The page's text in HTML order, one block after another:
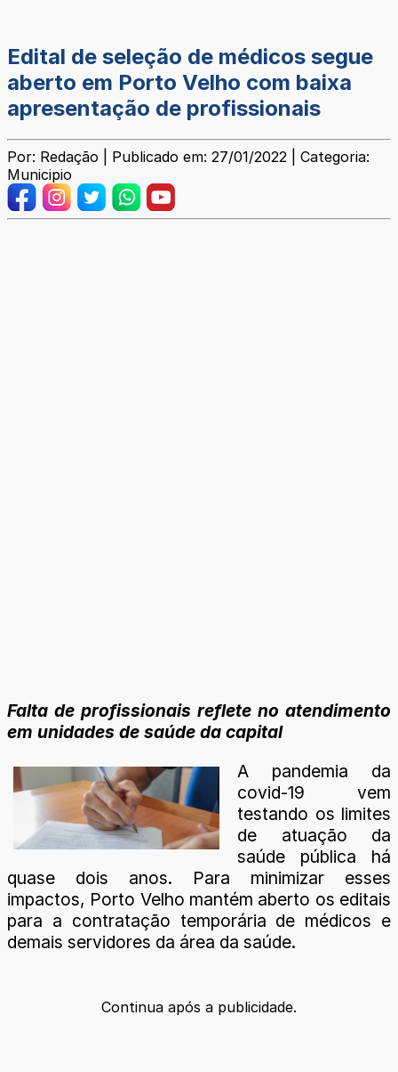
Edital de seleção de médicos segue
aberto em Porto Velho com baixa
apresentação de profissionais
Por: Redação | Publicado em: 27/01/2022 | Categoria:
Municipio
Falta de profissionais reflete no atendimento
em unidades de saúde da capital
A pandemia da
covid-19 vem
testando os limites
de atuação da
saúde pública há
quase dois anos. Para minimizar esses
impactos, Porto Velho mantém aberto os editais
para a contratação temporária de médicos e
demais servidores da área da saúde.
Continua após a publicidade.